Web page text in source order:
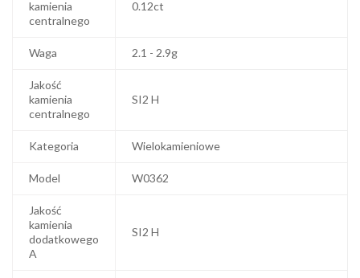
kamienia
centralnego
0.12ct
Waga 2.1 - 2.9g
Jakość
kamienia
centralnego
SI2 H
Kategoria Wielokamieniowe
Model W0362
Jakość
kamienia
dodatkowego
A
SI2 H